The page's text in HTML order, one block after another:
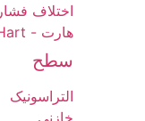
اختلاف فشار
هارت - Hart
سطح
التراسونیک
خازنی